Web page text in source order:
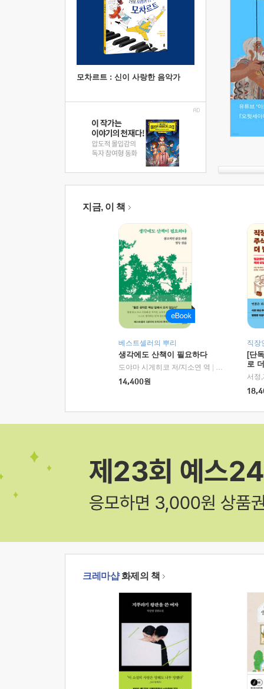
모차르트 : 신이 사랑한 음악가
지금, 이 책
베스트셀러의 뿌리
생각에도 산책이 필요하다
도야마 시게히코 저/지소연 역
알에이치코리
14,400원
직장
[단
로
크레마샵화제의 책